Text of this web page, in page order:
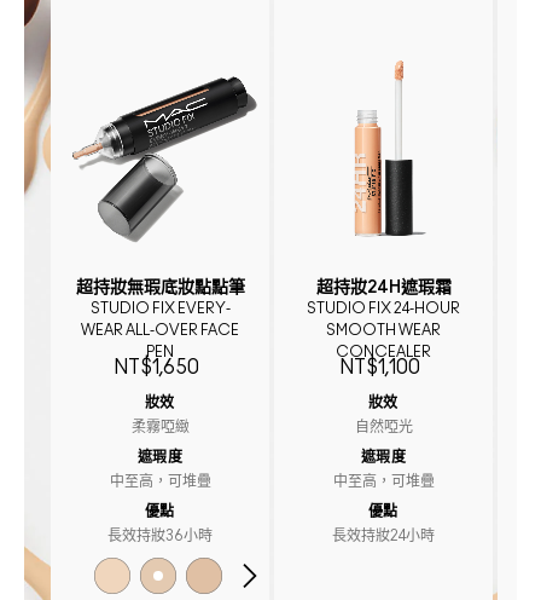
超持妝無瑕底妝點點筆
STUDIO FIX EVERY-
WEAR ALL-OVER FACE
PEN
NT$1,650
妝效
柔霧啞緻
遮瑕度
中至高，可堆疊
優點
長效持妝36小時
超持妝24H遮瑕霜
STUDIO FIX 24-HOUR
SMOOTH WEAR
CONCEALER
NT$1,100
妝效
自然啞光
遮瑕度
中至高，可堆疊
優點
長效持妝24小時